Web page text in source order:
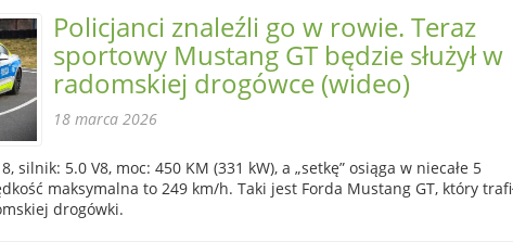
Policjanci znaleźli go w rowie. Teraz
sportowy Mustang GT będzie służył w
radomskiej drogówce (wideo)
18 marca 2026
silnik: 5.0 V8, moc: 450 KM (331 kW), a „setkę” osiąga w niecałe 5
maksymalna to 249 km/h. Taki jest Forda Mustang GT, który
drogówki.